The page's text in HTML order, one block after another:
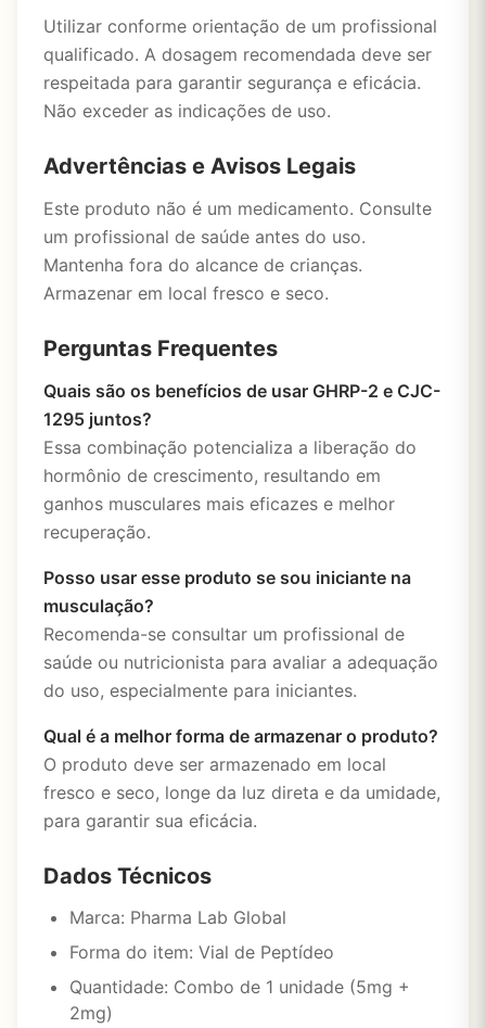
Utilizar conforme orientação de um profissional
qualificado. A dosagem recomendada deve ser
respeitada para garantir segurança e eficácia.
Não exceder as indicações de uso.
Advertências e Avisos Legais
Este produto não é um medicamento. Consulte
um profissional de saúde antes do uso.
Mantenha fora do alcance de crianças.
Armazenar em local fresco e seco.
Perguntas Frequentes
Quais são os benefícios de usar GHRP-2 e CJC-
1295 juntos?
Essa combinação potencializa a liberação do
hormônio de crescimento, resultando em
ganhos musculares mais eficazes e melhor
recuperação.
Posso usar esse produto se sou iniciante na
musculação?
Recomenda-se consultar um profissional de
saúde ou nutricionista para avaliar a adequação
do uso, especialmente para iniciantes.
Qual é a melhor forma de armazenar o produto?
O produto deve ser armazenado em local
fresco e seco, longe da luz direta e da umidade,
para garantir sua eficácia.
Dados Técnicos
Marca: Pharma Lab Global
Forma do item: Vial de Peptídeo
Quantidade: Combo de 1 unidade (5mg +
2mg)